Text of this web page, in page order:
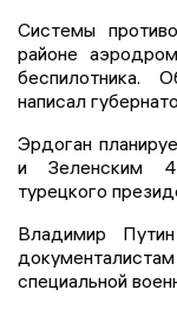
Системы
районе
беспилотника.
написал
Эрдоган
и Зеленским 4
турецкого
Владимир
специальной